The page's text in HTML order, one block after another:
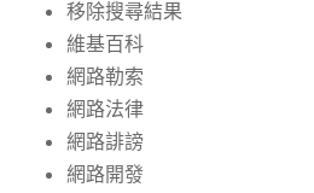
移除搜尋結果
維基百科
網路勒索
網路法律
網路誹謗
網路開發